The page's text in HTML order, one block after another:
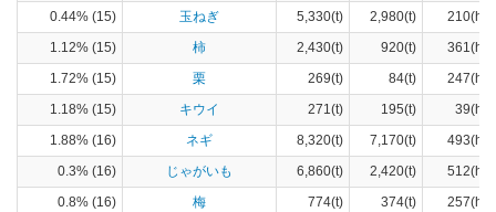
0.44% (15)
玉ねぎ 5,330(t) 2,980(t)
210(ha)
1.12% (15)
柿 2,430(t) 920(t)
361(ha)
1.72% (15)
栗 269(t) 84(t)
247(ha)
1.18% (15)
キウイ 271(t) 195(t)
39(ha)
1.88% (16)
ネギ 8,320(t) 7,170(t)
493(ha)
0.3% (16)
じゃがいも 6,860(t) 2,420(t)
512(ha)
0.8% (16)
梅 774(t) 374(t)
257(ha)